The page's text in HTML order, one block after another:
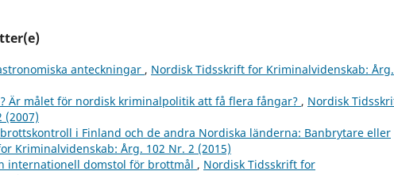
anteckningar , Nordisk Tidsskrift for Kriminalvidenskab: Årg.
Är målet för nordisk kriminalpolitik att få flera fångar? , Nordisk
(2007)
i Finland och de andra Nordiska länderna: Banbrytare eller
Kriminalvidenskab: Årg. 102 Nr. 2 (2015)
internationell domstol för brottmål , Nordisk Tidsskrift for